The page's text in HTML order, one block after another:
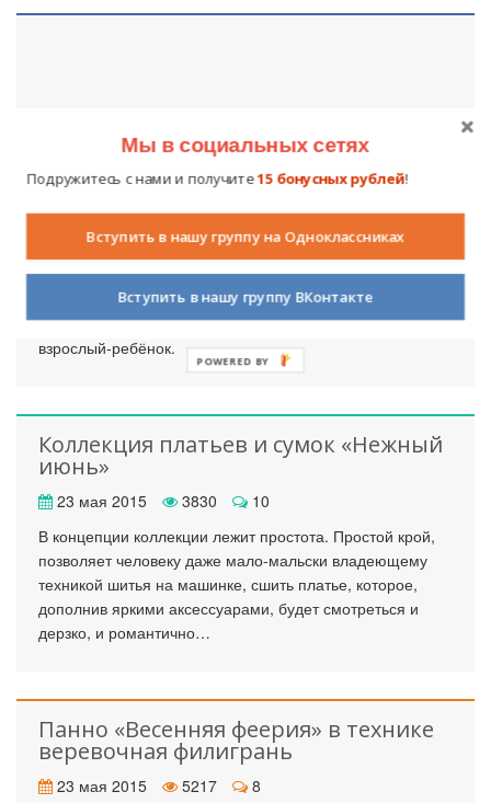
Картина из ниток «Утки на озере»
19 ноября 2015 2224
0
Работа выполнена из ниток разной фактуры. Для
крепления использовали клей ПВА. Работа совместная
взрослый-ребёнок.
Коллекция платьев и сумок «Нежный
июнь»
23 мая 2015 3830
10
В концепции коллекции лежит простота. Простой крой,
позволяет человеку даже мало-мальски владеющему
техникой шитья на машинке, сшить платье, которое,
дополнив яркими аксессуарами, будет смотреться и
дерзко, и романтично…
Панно «Весенняя феерия» в технике
веревочная филигрань
23 мая 2015 5217
8
Мы в социальных сетях
Подружитесь с нами и получите15 бонусных рублей!
Вступить в нашу группу на Одноклассниках
Вступить в нашу группу ВКонтакте
POWERED BY